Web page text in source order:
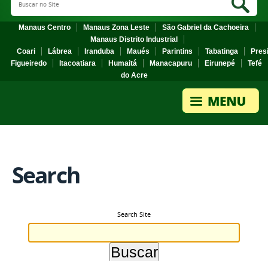
Manaus Centro Manaus Zona Leste
São Gabriel da Cachoeira
Manaus Distrito Industrial
Coari
Lábrea Iranduba Maués Parintins Tabatinga
Figueiredo
Itacoatiara Humaitá Manacapuru Eirunepé
Tefé
do Acre
Search
Search Site